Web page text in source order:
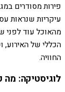
פירות מסודרים
עיקריות שנראות
מהאוכל עוד לפני
הכללי של
החוויה.
לוגיסטיקה: מה